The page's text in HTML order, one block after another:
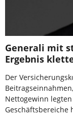
Generali mit
Ergebnis
Der
Nettogewinn
Geschäftsbereiche